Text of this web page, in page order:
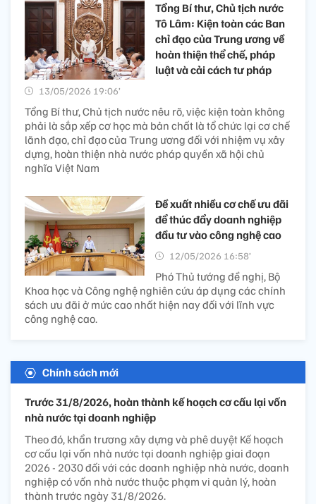
Tổng Bí thư, Chủ tịch nước
Tô Lâm: Kiện toàn các Ban
chỉ đạo của Trung ương về
hoàn thiện thể chế, pháp
luật và cải cách tư pháp
13/05/2026 19:06’
Tổng Bí thư, Chủ tịch nước nêu rõ, việc kiện toàn không
phải là sắp xếp cơ học mà bản chất là tổ chức lại cơ chế
lãnh đạo, chỉ đạo của Trung ương đối với nhiệm vụ xây
dựng, hoàn thiện nhà nước pháp quyền xã hội chủ
nghĩa Việt Nam
Đề xuất nhiều cơ chế ưu đãi
để thúc đẩy doanh nghiệp
đầu tư vào công nghệ cao
12/05/2026 16:58’
Phó Thủ tướng đề nghị, Bộ
Khoa học và Công nghệ nghiên cứu áp dụng các chính
sách ưu đãi ở mức cao nhất hiện nay đối với lĩnh vực
công nghệ cao.
Chính sách mới
Trước 31/8/2026, hoàn thành kế hoạch cơ cấu lại vốn
nhà nước tại doanh nghiệp
Theo đó, khẩn trương xây dựng và phê duyệt Kế hoạch
cơ cấu lại vốn nhà nước tại doanh nghiệp giai đoạn
2026 - 2030 đối với các doanh nghiệp nhà nước, doanh
nghiệp có vốn nhà nước thuộc phạm vi quản lý, hoàn
thành trước ngày 31/8/2026.